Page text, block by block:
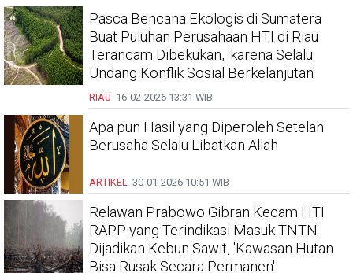
Pasca Bencana Ekologis di Sumatera
Buat Puluhan Perusahaan HTI di Riau
Terancam Dibekukan, 'karena Selalu
Undang Konflik Sosial Berkelanjutan'
RIAU 16-02-2026 13:31 WIB
Apa pun Hasil yang Diperoleh Setelah
Berusaha Selalu Libatkan Allah
ARTIKEL 30-01-2026 10:51 WIB
Relawan Prabowo Gibran Kecam HTI
RAPP yang Terindikasi Masuk TNTN
Dijadikan Kebun Sawit, 'Kawasan Hutan
Bisa Rusak Secara Permanen'